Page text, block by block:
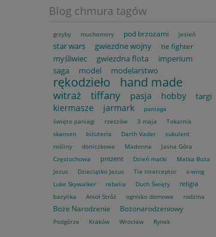
Blog chmura tagów
grzyby muchomory pod brzozami jesień
star wars gwiezdne wojny tie fighter
myśliwiec gwiezdna flota
imperium
saga
model modelarstwo
rękodzieło hand made
witraż tiffany pasja hobby targi
kiermasze jarmark
paniaga
święto paniagi
rzeszów 3 maja
Tokarnia
skansen
biżuteria Darth Vader
sukulent
rośliny
doniczkowe Madonna
Jasna Góra
Częstochowa
prezent Dzień matki
Matka Boża
Jezus
Dzieciątko Jezus Tie interceptor
x-wing
Luke Skywalker
rebelia Duch Święty religia
bazylika Anioł Stróż ognisko domowe rodzina
Boże Narodzenie Bożonarodzeniowy
Podgórze Kraków Wrocław Rynek